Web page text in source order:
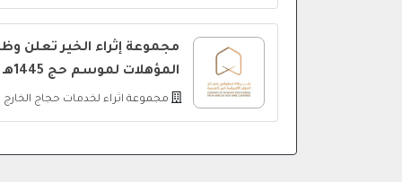
مجموعة إثراء الخير تعلن
المؤهلات لموسم حج 1445هـ
مجموعة اثراء لخدمات حجاج الخارج